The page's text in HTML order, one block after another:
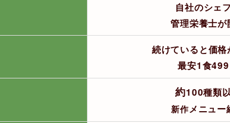
自社のシェ
管理栄養士が
続けていると価格
最安1食
約100種類
新作メニュー